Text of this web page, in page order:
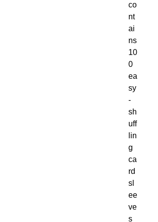
co
nt
ai
ns
10
0
ea
sy
-
sh
uff
lin
g
ca
rd
sl
ee
ve
s